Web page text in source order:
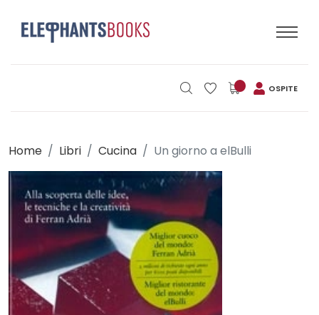
OSPITE
Home Libri Cucina Un giorno a elBulli